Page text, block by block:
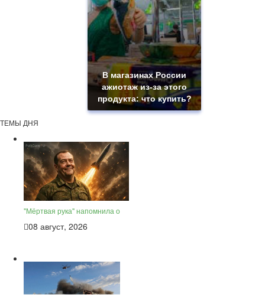
В магазинах России
ажиотаж из-за этого
продукта: что купить?
ТЕМЫ ДНЯ
"Мёртвая рука" напомнила о
08 август, 2026